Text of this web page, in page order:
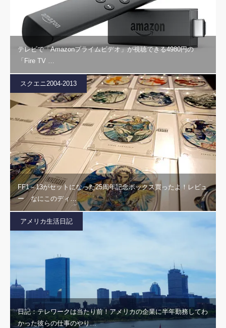
テレビで「Amazonプライムビデオ」が視聴できる4980円の
「Fire TV …
スクエニ2004-2013
FF1～13がセットになった25周年記念ボックス買ったよ！レビュ
ー なにこのディ…
アメリカ生活日記
日記：テレワークは当たり前！アメリカの企業に半年勤務してわ
かった彼らの仕事のやり…